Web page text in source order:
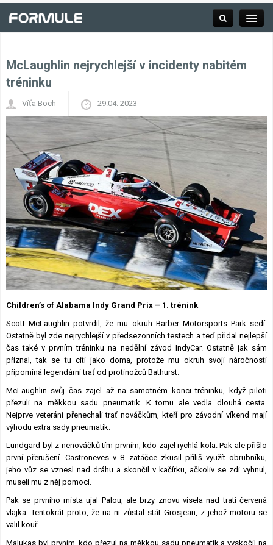
Závodní série
Výsledky F1
Týmy a jezdci F1
Okruhy F1
Lexikon F1
McLaughlin nejrychlejší v incidenty nabitém
tréninku
Víťa Boch 29.04. 2023
Children’s of Alabama Indy Grand Prix – 1. trénink
Scott McLaughlin potvrdil, že mu okruh Barber Motorsports Park sedí.
Ostatně byl zde nejrychlejší v předsezonních testech a teď přidal nejlepší
čas také v prvním tréninku na nedělní závod IndyCar. Ostatně jak sám
přiznal, tak se tu cítí jako doma, protože mu okruh svoji náročností
připomíná legendární trať od protinožců Bathurst.
McLaughlin svůj čas zajel až na samotném konci tréninku, když piloti
přezuli na měkkou sadu pneumatik. K tomu ale vedla dlouhá cesta.
Nejprve veteráni přenechali trať nováčkům, kteří pro závodní víkend mají
výhodu extra sady pneumatik.
Lundgard byl z nenováčků tím prvním, kdo zajel rychlá kola. Pak ale přišlo
první přerušení. Castroneves v 8. zatáčce zkusil příliš využít obrubníku,
jeho vůz se vznesl nad dráhu a skončil v kačírku, ačkoliv se zdi vyhnul,
museli mu z něj pomoci.
Pak se prvního místa ujal Palou, ale brzy znovu visela nad tratí červená
vlajka. Tentokrát proto, že na ni zůstal stát Grosjean, z jehož motoru se
valil kouř.
Malukas byl prvním, kdo přezul na měkkou sadu pneumatik a vyskočil na